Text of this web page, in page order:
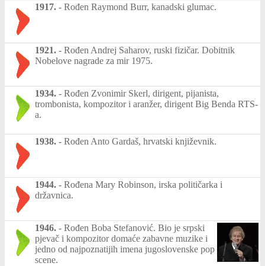
1917. - Rođen Raymond Burr, kanadski glumac.
1921. - Rođen Andrej Saharov, ruski fizičar. Dobitnik
Nobelove nagrade za mir 1975.
1934. - Rođen Zvonimir Skerl, dirigent, pijanista,
trombonista, kompozitor i aranžer, dirigent Big Benda RTS-
a.
1938. - Rođen Anto Gardaš, hrvatski književnik.
1944. - Rođena Mary Robinson, irska političarka i
državnica.
1946. - Rođen Boba Stefanović. Bio je srpski
pjevač i kompozitor domaće zabavne muzike i
jedno od najpoznatijih imena jugoslovenske pop
scene.